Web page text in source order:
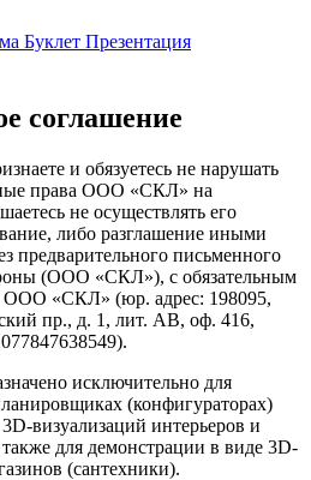
Буклет Презентация
соглашение
и обязуетесь не нарушать
права ООО «СКЛ» на
не осуществлять его
либо разглашение иными
предварительного письменного
(ООО «СКЛ»), с обязательным
ООО «СКЛ» (юр. адрес: 198095,
пр., д. 1, лит. АВ, оф. 416,
исключительно для
(конфигураторах)
визуализаций интерьеров и
для демонстрации в виде 3D-
(сантехники).